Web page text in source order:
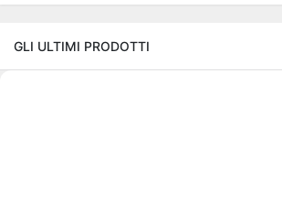
GLI ULTIMI PRODOTTI